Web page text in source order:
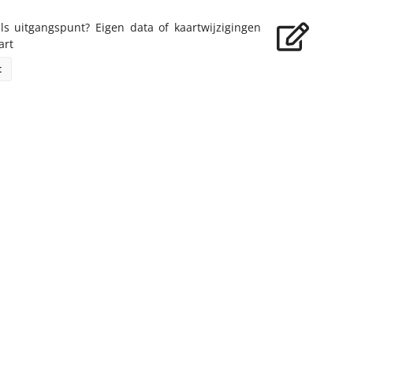
uitgangspunt? Eigen data of kaartwijzigingen